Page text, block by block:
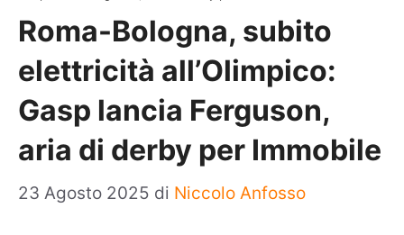
Roma-Bologna, subito
elettricità all’Olimpico:
Gasp lancia Ferguson,
aria di derby per Immobile
23 Agosto 2025 di Niccolo Anfosso